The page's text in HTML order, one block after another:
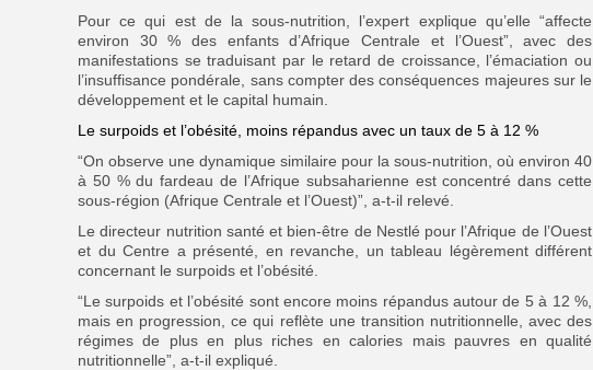
Pour ce qui est de la sous-nutrition, l’expert explique qu’elle “affecte
environ 30 % des enfants d’Afrique Centrale et l’Ouest”, avec des
manifestations se traduisant par le retard de croissance, l’émaciation ou
l’insuffisance pondérale, sans compter des conséquences majeures sur le
développement et le capital humain.
Le surpoids et l’obésité, moins répandus avec un taux de 5 à 12 %
“On observe une dynamique similaire pour la sous-nutrition, où environ 40
à 50 % du fardeau de l’Afrique subsaharienne est concentré dans cette
sous-région (Afrique Centrale et l’Ouest)”, a-t-il relevé.
Le directeur nutrition santé et bien-être de Nestlé pour l’Afrique de l’Ouest
et du Centre a présenté, en revanche, un tableau légèrement différent
concernant le surpoids et l’obésité.
“Le surpoids et l’obésité sont encore moins répandus autour de 5 à 12 %,
mais en progression, ce qui reflète une transition nutritionnelle, avec des
régimes de plus en plus riches en calories mais pauvres en qualité
nutritionnelle”, a-t-il expliqué.